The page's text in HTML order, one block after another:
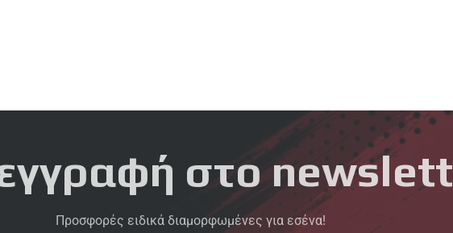
στο
Προσφορές ειδικά διαμορφωμένες για εσένα!